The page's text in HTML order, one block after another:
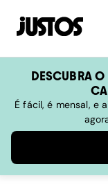
DESCUBRA O
É fácil, é mensal, e